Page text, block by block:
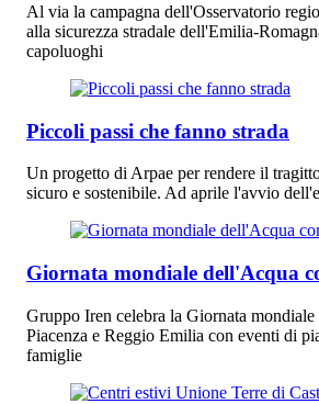
Al via la campagna dell'Osservatorio
alla sicurezza stradale dell'Emilia-
capoluoghi
Piccoli passi che fanno strada
Un progetto di Arpae per rendere il
sicuro e sostenibile. Ad aprile l'avvio
Giornata mondiale dell'Acqua
Gruppo Iren celebra la Giornata
Piacenza e Reggio Emilia con eventi di
famiglie